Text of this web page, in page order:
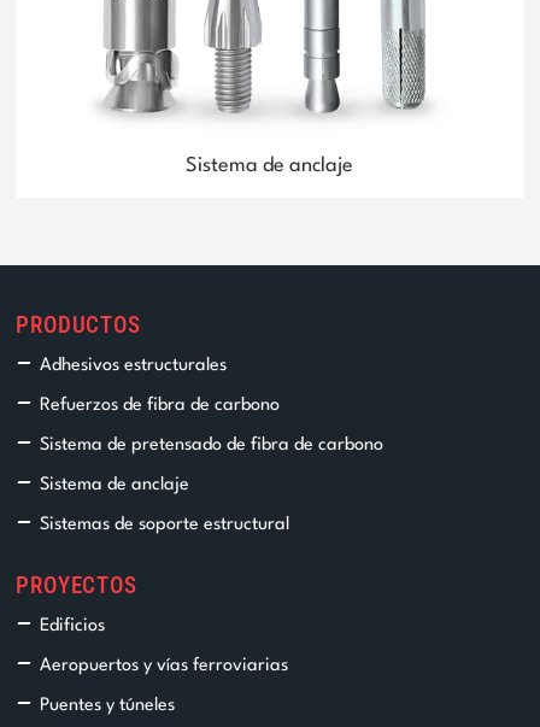
Sistema de anclaje
PRODUCTOS
Adhesivos estructurales
Refuerzos de fibra de carbono
Sistema de pretensado de fibra de carbono
Sistema de anclaje
Sistemas de soporte estructural
PROYECTOS
Edificios
Aeropuertos y vías ferroviarias
Puentes y túneles